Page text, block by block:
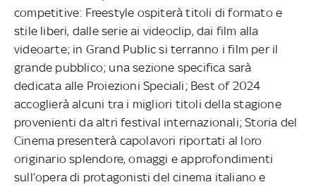
competitive: Freestyle ospiterà titoli di formato e
stile liberi, dalle serie ai videoclip, dai film alla
videoarte; in Grand Public si terranno i film per il
grande pubblico; una sezione specifica sarà
dedicata alle Proiezioni Speciali; Best of 2024
accoglierà alcuni tra i migliori titoli della stagione
provenienti da altri festival internazionali; Storia del
Cinema presenterà capolavori riportati al loro
originario splendore, omaggi e approfondimenti
sull’opera di protagonisti del cinema italiano e